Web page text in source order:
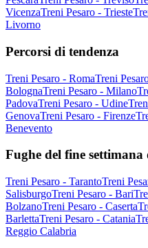
VicenzaTreni Pesaro - Trieste
Livorno
Percorsi di tendenza
Treni Pesaro - RomaTreni
BolognaTreni Pesaro - Milano
PadovaTreni Pesaro - Udine
GenovaTreni Pesaro - Firenze
Benevento
Fughe del fine settimana
Treni Pesaro - TarantoTreni
SalisburgoTreni Pesaro - Bari
BolzanoTreni Pesaro - Caserta
BarlettaTreni Pesaro - Catania
Reggio Calabria